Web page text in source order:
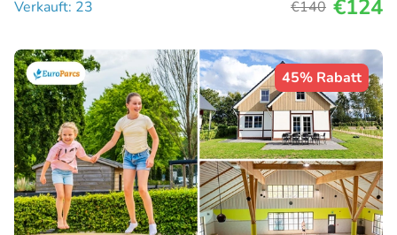
Verkauft: 23
€140 €124
45% Rabatt